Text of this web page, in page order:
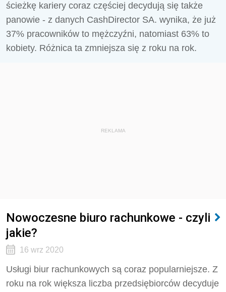
ścieżkę kariery coraz częściej decydują się także
panowie - z danych CashDirector SA. wynika, że już
37% pracowników to mężczyźni, natomiast 63% to
kobiety. Różnica ta zmniejsza się z roku na rok.
REKLAMA
Nowoczesne biuro rachunkowe - czyli
jakie?
16 wrz 2020
Usługi biur rachunkowych są coraz popularniejsze. Z
roku na rok większa liczba przedsiębiorców decyduje